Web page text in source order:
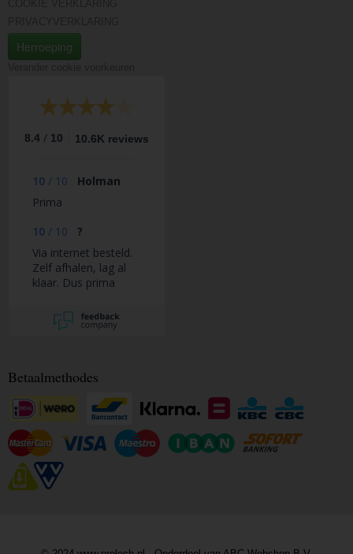
Herroeping
8.4 / 10 10.6K reviews
10 / 10
Holman
Prima
10 / 10
?
Via internet besteld.
Zelf afhalen, lag al
klaar. Dus prima
Betaalmethodes